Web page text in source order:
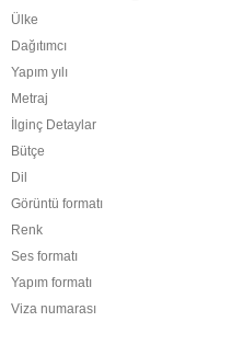
Ülke
Dağıtımcı
Yapım yılı
Metraj
İlginç Detaylar
Bütçe
Dil
Görüntü formatı
Renk
Ses formatı
Yapım formatı
Viza numarası